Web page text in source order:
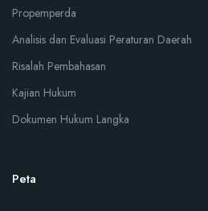
Propemperda
Analisis dan Evaluasi Peraturan Daerah
Risalah Pembahasan
Kajian Hukum
Dokumen Hukum Langka
Peta